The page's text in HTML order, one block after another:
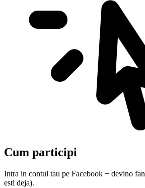
Cum participi
Intra in contul tau pe Facebook + devino fan
esti deja).